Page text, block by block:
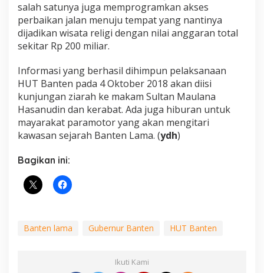
salah satunya juga memprogramkan akses
perbaikan jalan menuju tempat yang nantinya
dijadikan wisata religi dengan nilai anggaran total
sekitar Rp 200 miliar.
Informasi yang berhasil dihimpun pelaksanaan
HUT Banten pada 4 Oktober 2018 akan diisi
kunjungan ziarah ke makam Sultan Maulana
Hasanudin dan kerabat. Ada juga hiburan untuk
mayarakat paramotor yang akan mengitari
kawasan sejarah Banten Lama. (ydh)
Bagikan ini:
Banten lama Gubernur Banten HUT Banten
Ikuti Kami